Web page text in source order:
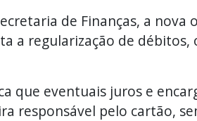
de Finanças, a
a regularização de
que eventuais juros e
responsável pelo cartão,